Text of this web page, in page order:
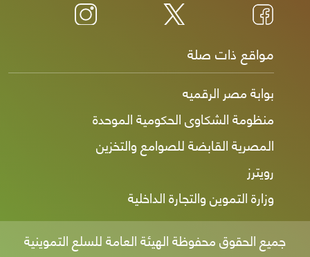
مواقع ذات صلة
بوابة مصر الرقميه
منظومة الشكاوى الحكومية الموحدة
المصرية القابضة للصوامع والتخزين
رويترز
وزارة التموين والتجارة الداخلية
جميع الحقوق محفوظة الهيئة العامة للسلع التموينية